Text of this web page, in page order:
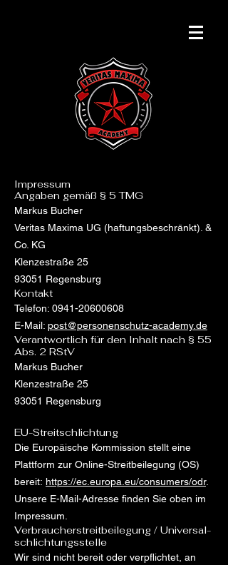
Impressum
Angaben gemäß § 5 TMG
Markus Bucher
Veritas Maxima UG (haftungsbeschränkt). &
Co. KG
Klenzestraße 25
93051 Regensburg
Kontakt
Telefon: 0941-20600608
E-Mail: post@personenschutz-academy.de
Verantwortlich für den Inhalt nach § 55
Abs. 2 RStV
Markus Bucher
Klenzestraße 25
93051 Regensburg
EU-Streitschlichtung
Die Europäische Kommission stellt eine
Plattform zur Online-Streitbeilegung (OS)
bereit: https://ec.europa.eu/consumers/odr.
Unsere E-Mail-Adresse finden Sie oben im
Impressum.
Verbraucher­streit­beilegung / Universal­
schlichtungs­stelle
Wir sind nicht bereit oder verpflichtet, an